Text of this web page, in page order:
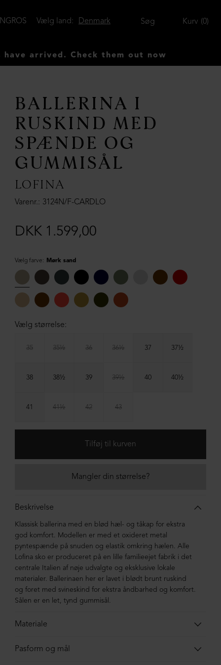
Kurv 0
Søg
Denmark
Vælg land:
Check them out now
BALLERINA I
RUSKIND MED
SPÆNDE OG
GUMMISÅL
LOFINA
Varenr. 3124N/F-CARDLO
DKK 1.599,00
Vælg farve: Mørk sand
Vælg størrelse:
35 35½ 36 36½ 37 37½
38 38½ 39 39½ 40 40½
41 41½ 42 43
Mangler din størrelse?
Beskrivelse
Klassisk ballerina med en blød hæl- og tåkap for ekstra
god komfort. Modellen er med et oxideret metal
pyntespænde på snuden og elastik omkring hælen. Alle
Lofina sko er produceret på en lille familieejet fabrik i det
centrale Italien af nøje udvalgte og eksklusive lokale
materialer. Ballerinaen her er lavet i blødt brunt ruskind
og foret med svineskind for ekstra åndbarhed og komfort.
Sålen er en let, tynd gummisål.
Materiale
svineskind. Sålen er en gummisål.
Pasform og mål